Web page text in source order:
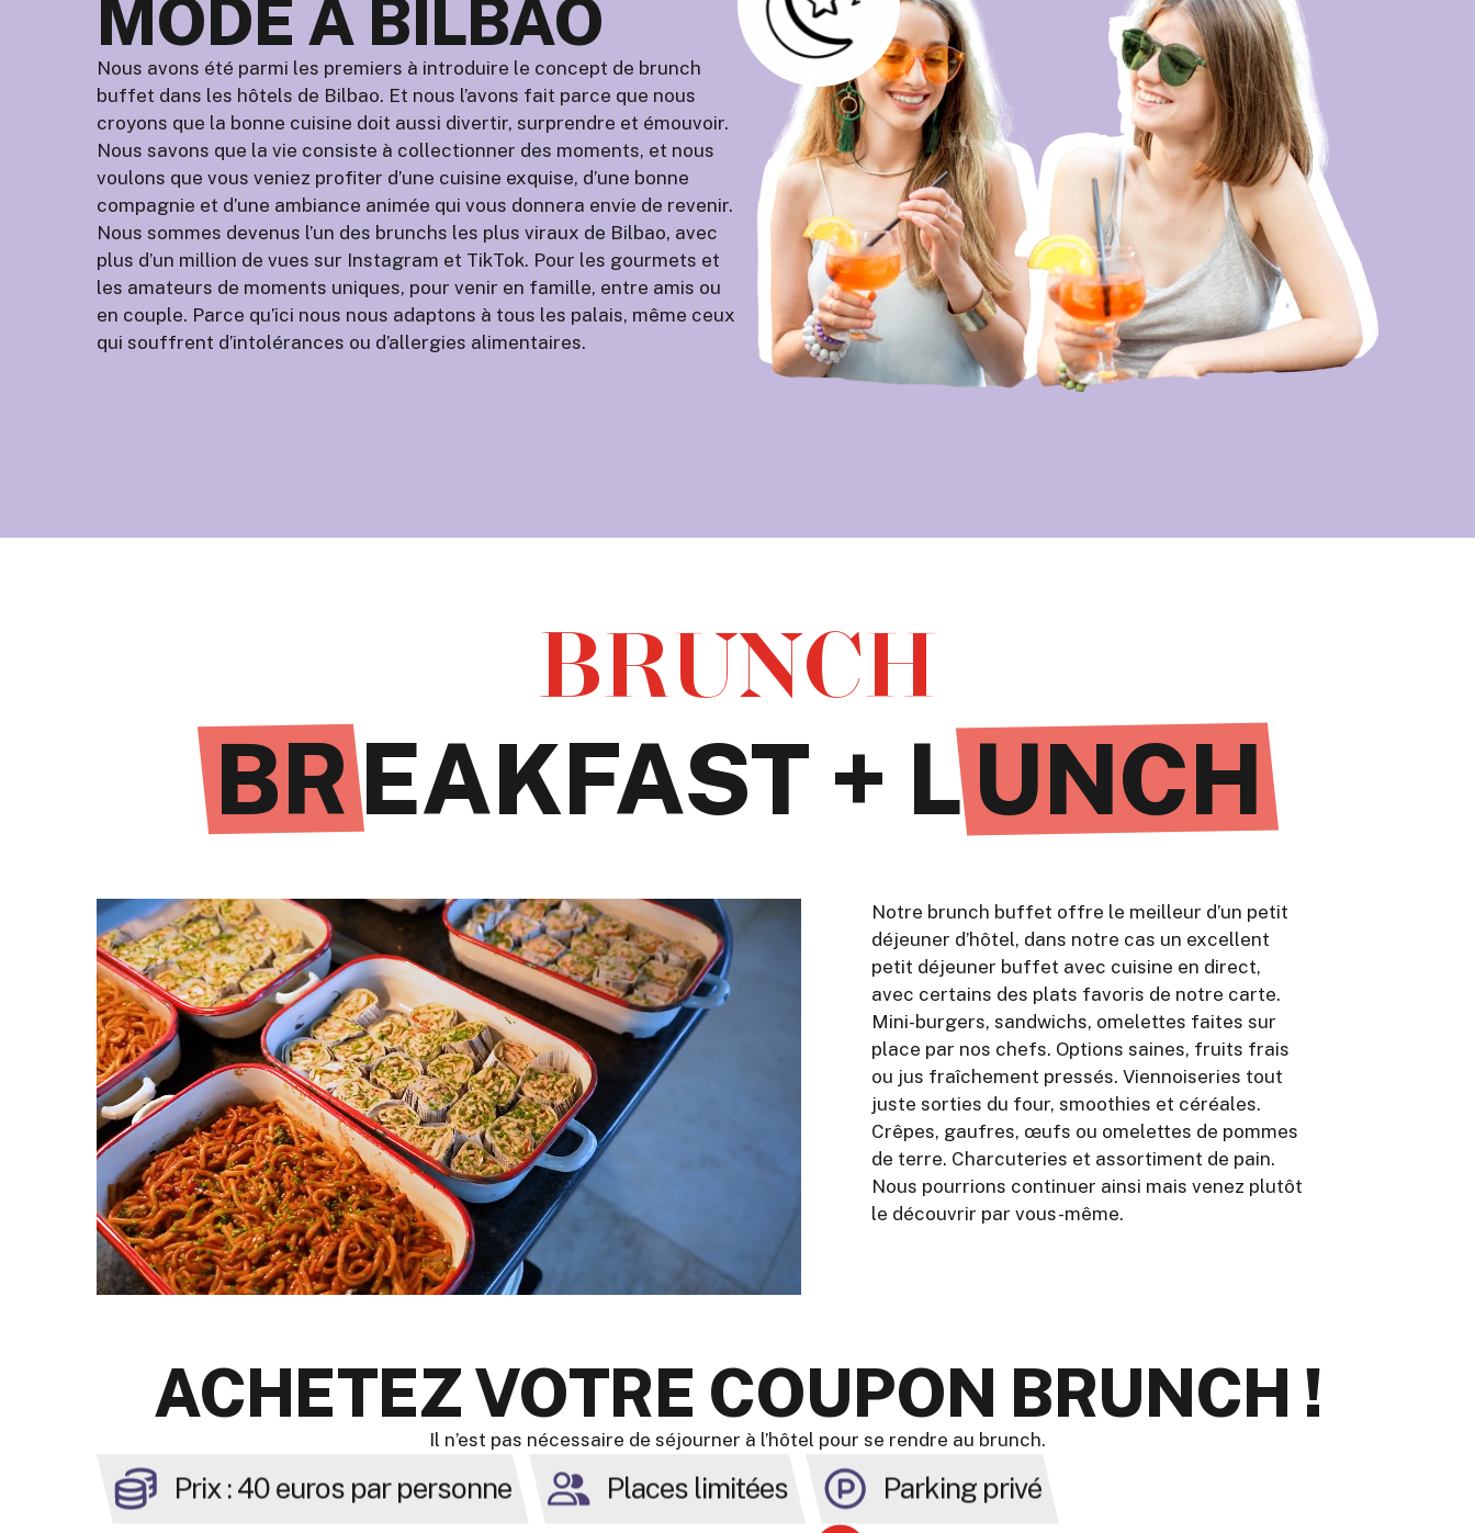
MODE À BILBAO
Nous avons été parmi les premiers à introduire le concept de brunch
buffet dans les hôtels de Bilbao. Et nous l’avons fait parce que nous
croyons que la bonne cuisine doit aussi divertir, surprendre et émouvoir.
Nous savons que la vie consiste à collectionner des moments, et nous
voulons que vous veniez profiter d’une cuisine exquise, d’une bonne
compagnie et d’une ambiance animée qui vous donnera envie de revenir.
Nous sommes devenus l’un des brunchs les plus viraux de Bilbao, avec
plus d’un million de vues sur Instagram et TikTok. Pour les gourmets et
les amateurs de moments uniques, pour venir en famille, entre amis ou
en couple. Parce qu’ici nous nous adaptons à tous les palais, même ceux
qui souffrent d’intolérances ou d’allergies alimentaires.
BRUNCH
BREAKFAST + LUNCH
Notre brunch buffet offre le meilleur d’un petit
déjeuner d’hôtel, dans notre cas un excellent
petit déjeuner buffet avec cuisine en direct,
avec certains des plats favoris de notre carte.
Mini-burgers, sandwichs, omelettes faites sur
place par nos chefs. Options saines, fruits frais
ou jus fraîchement pressés. Viennoiseries tout
juste sorties du four, smoothies et céréales.
Crêpes, gaufres, œufs ou omelettes de pommes
de terre. Charcuteries et assortiment de pain.
Nous pourrions continuer ainsi mais venez plutôt
le découvrir par vous-même.
ACHETEZ VOTRE COUPON BRUNCH !
Il n’est pas nécessaire de séjourner à l’hôtel pour se rendre au brunch.
Prix : 40 euros par personne Places limitées Parking privé